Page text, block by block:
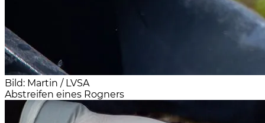
Bild: Martin / LVSA
Abstreifen eines Rogners